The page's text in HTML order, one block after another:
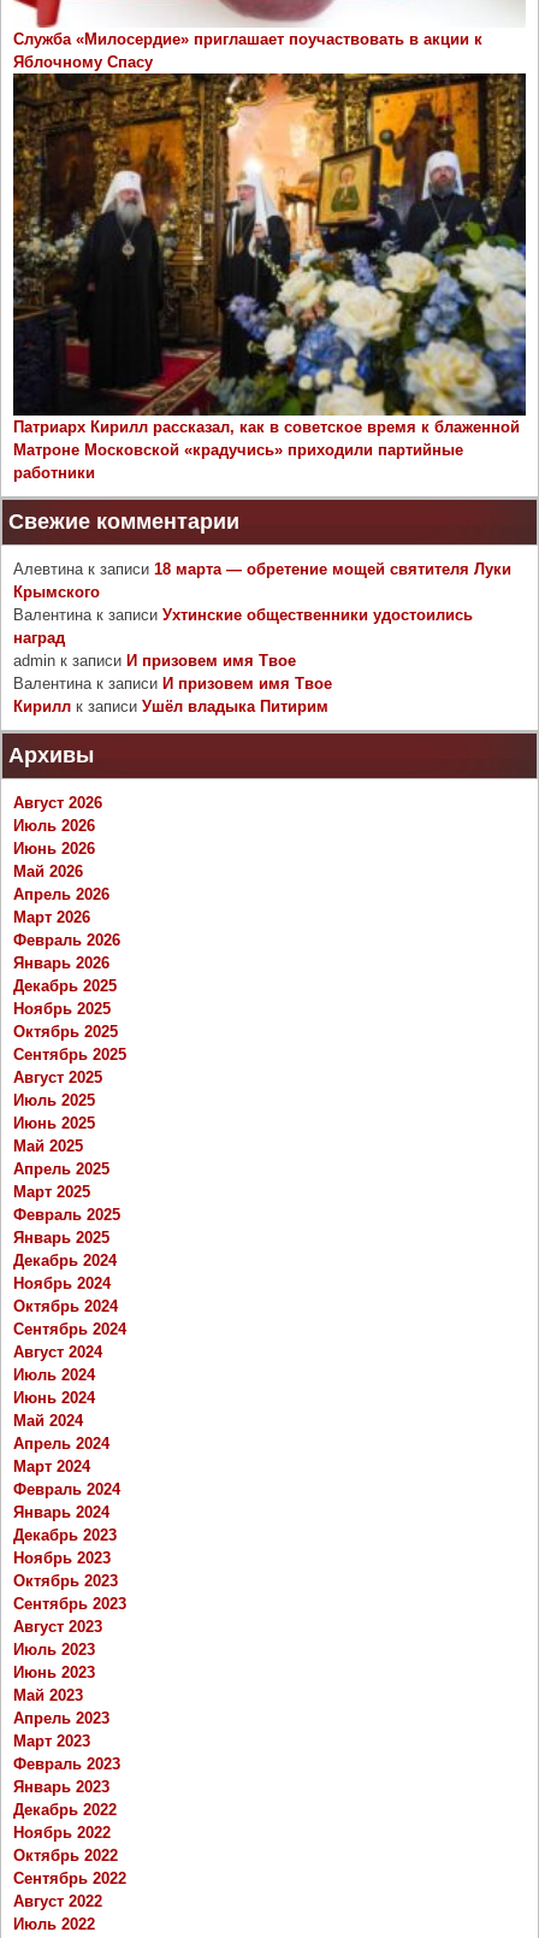
Служба «Милосердие» приглашает поучаствовать в акции к
Яблочному Спасу
Патриарх Кирилл рассказал, как в советское время к блаженной
Матроне Московской «крадучись» приходили партийные
работники
Свежие комментарии
Алевтина к записи 18 марта — обретение мощей святителя Луки
Крымского
Валентина к записи Ухтинские общественники удостоились
наград
admin к записи И призовем имя Твое
Валентина к записи И призовем имя Твое
Кирилл к записи Ушёл владыка Питирим
Архивы
Август 2026
Июль 2026
Июнь 2026
Май 2026
Апрель 2026
Март 2026
Февраль 2026
Январь 2026
Декабрь 2025
Ноябрь 2025
Октябрь 2025
Сентябрь 2025
Август 2025
Июль 2025
Июнь 2025
Май 2025
Апрель 2025
Март 2025
Февраль 2025
Январь 2025
Декабрь 2024
Ноябрь 2024
Октябрь 2024
Сентябрь 2024
Август 2024
Июль 2024
Июнь 2024
Май 2024
Апрель 2024
Март 2024
Февраль 2024
Январь 2024
Декабрь 2023
Ноябрь 2023
Октябрь 2023
Сентябрь 2023
Август 2023
Июль 2023
Июнь 2023
Май 2023
Апрель 2023
Март 2023
Февраль 2023
Январь 2023
Декабрь 2022
Ноябрь 2022
Октябрь 2022
Сентябрь 2022
Август 2022
Июль 2022